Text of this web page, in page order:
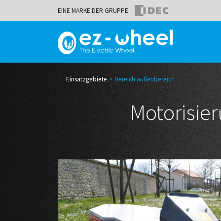
EINE MARKE DER GRUPPE
Einsatzgebiete Bereich außenbereich